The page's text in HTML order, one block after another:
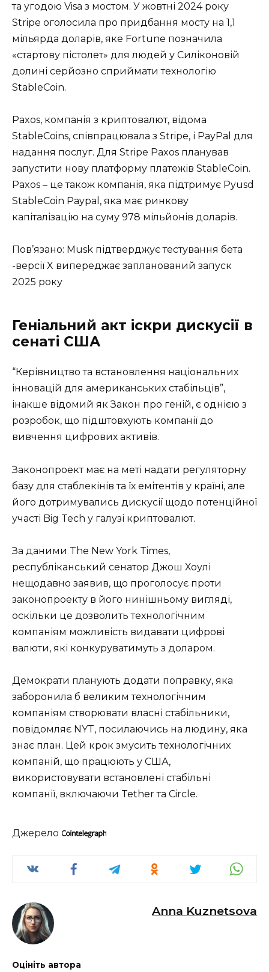
та угодою Visa з мостом. У жовтні 2024 року
Stripe оголосила про придбання мосту на 1,1
мільярда доларів, яке Fortune позначила
«стартову пістолет» для людей у ​​Силіконовій
долині серйозно сприймати технологію
StableCoin.
Paxos, компанія з криптовалют, відома
StableCoins, співпрацювала з Stripe, і PayPal для
надання послуг. Для Stripe Paxos планував
запустити нову платформу платежів StableCoin.
Paxos – це також компанія, яка підтримує Pyusd
StableCoin Paypal, яка має ринкову
капіталізацію на суму 978 мільйонів доларів.
Пов’язано: Musk підтверджує тестування бета
-версії X випереджає запланований запуск
2025 року
Геніальний акт іскри дискусії в
сенаті США
“Керівництво та встановлення національних
інновацій для американських стабільців”,
інакше відомий як Закон про геній, є однією з
розробок, що підштовхують компанії до
вивчення цифрових активів.
Законопроект має на меті надати регуляторну
базу для стаблекінів та їх емітентів у країні, але
його дотримувались дискусії щодо потенційної
участі Big Tech у галузі криптовалют.
За даними The New York Times,
республіканський сенатор Джош Хоулі
нещодавно заявив, що проголосує проти
законопроекту в його нинішньому вигляді,
оскільки це дозволить технологічним
компаніям можливість видавати цифрові
валюти, які конкуруватимуть з доларом.
Демократи планують додати поправку, яка
заборонила б великим технологічним
компаніям створювати власні стабільники,
повідомляє NYT, посилаючись на людину, яка
знає план. Цей крок змусить технологічних
компаній, що працюють у США,
використовувати встановлені стабільні
компанії, включаючи Tether та Circle.
Джерело
Anna Kuznetsova
Оцініть автора